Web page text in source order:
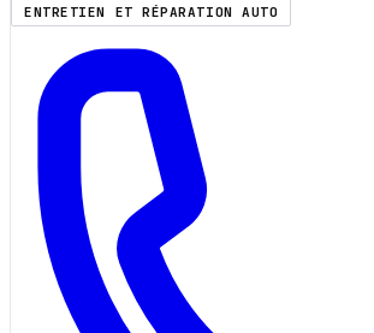
ENTRETIEN ET RÉPARATION AUTO